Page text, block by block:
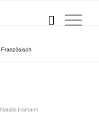
Französisch
Natalie Hamann